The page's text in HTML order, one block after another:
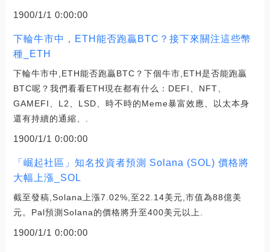
1900/1/1 0:00:00
下輪牛市中，ETH能否跑贏BTC？接下來關注這些幣
種_ETH
下輪牛市中,ETH能否跑贏BTC？下個牛市,ETH是否能跑贏
BTC呢？我們看看ETH現在都有什么：DEFI、NFT、
GAMEFI、L2、LSD、時不時的Meme暴富效應、以太本身
還有持續的通縮、.
1900/1/1 0:00:00
「崛起社區」知名投資者預測 Solana (SOL) 價格將
大幅上漲_SOL
截至發稿,Solana上漲7.02%,至22.14美元,市值為88億美
元。Pal預測Solana的價格將升至400美元以上.
1900/1/1 0:00:00